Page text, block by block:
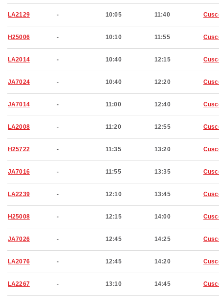
LA2129 - 10:05 11:40
H25006 - 10:10 11:55
LA2014 - 10:40 12:15
JA7024 - 10:40 12:20
JA7014 - 11:00 12:40
LA2008 - 11:20 12:55
H25722 - 11:35 13:20
JA7016 - 11:55 13:35
LA2239 - 12:10 13:45
H25008 - 12:15 14:00
JA7026 - 12:45 14:25
LA2076 - 12:45 14:20
LA2267 - 13:10 14:45